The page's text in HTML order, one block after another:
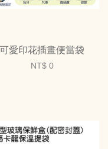
可愛印花插畫便當袋
NT$ 0